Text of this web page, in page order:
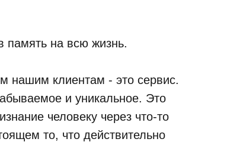
на всю жизнь.
нашим клиентам - это сервис.
и уникальное. Это
человеку через что-то
то, что действительно